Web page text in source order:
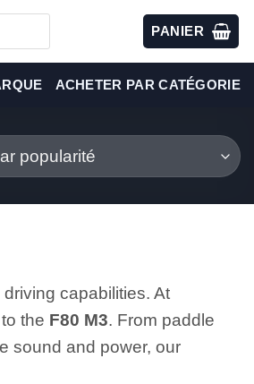
PANIER
ACHETER PAR CATÉGORIE
capabilities. At
the F80 M3. From paddle
sound and power, our